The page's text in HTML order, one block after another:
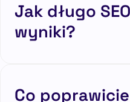
Jak długo
wyniki?
Co